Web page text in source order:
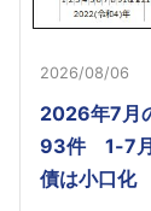
2026/08/06
2026年7月
93件 1-7月
債は小口化